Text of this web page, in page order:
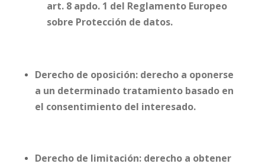
art. 8 apdo. 1 del Reglamento Europeo
sobre Protección de datos.
Derecho de oposición: derecho a oponerse
a un determinado tratamiento basado en
el consentimiento del interesado.
Derecho de limitación: derecho a obtener